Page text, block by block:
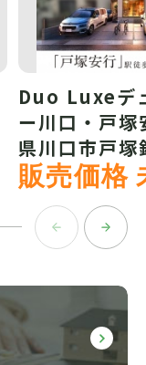
Duo Luxeデ
ー川口・戸
県川口市戸塚
販売価格